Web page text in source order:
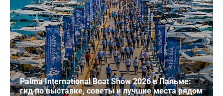
Palma International Boat Show 2026 в Пальме:
гид по выставке, советы и лучшие места рядом